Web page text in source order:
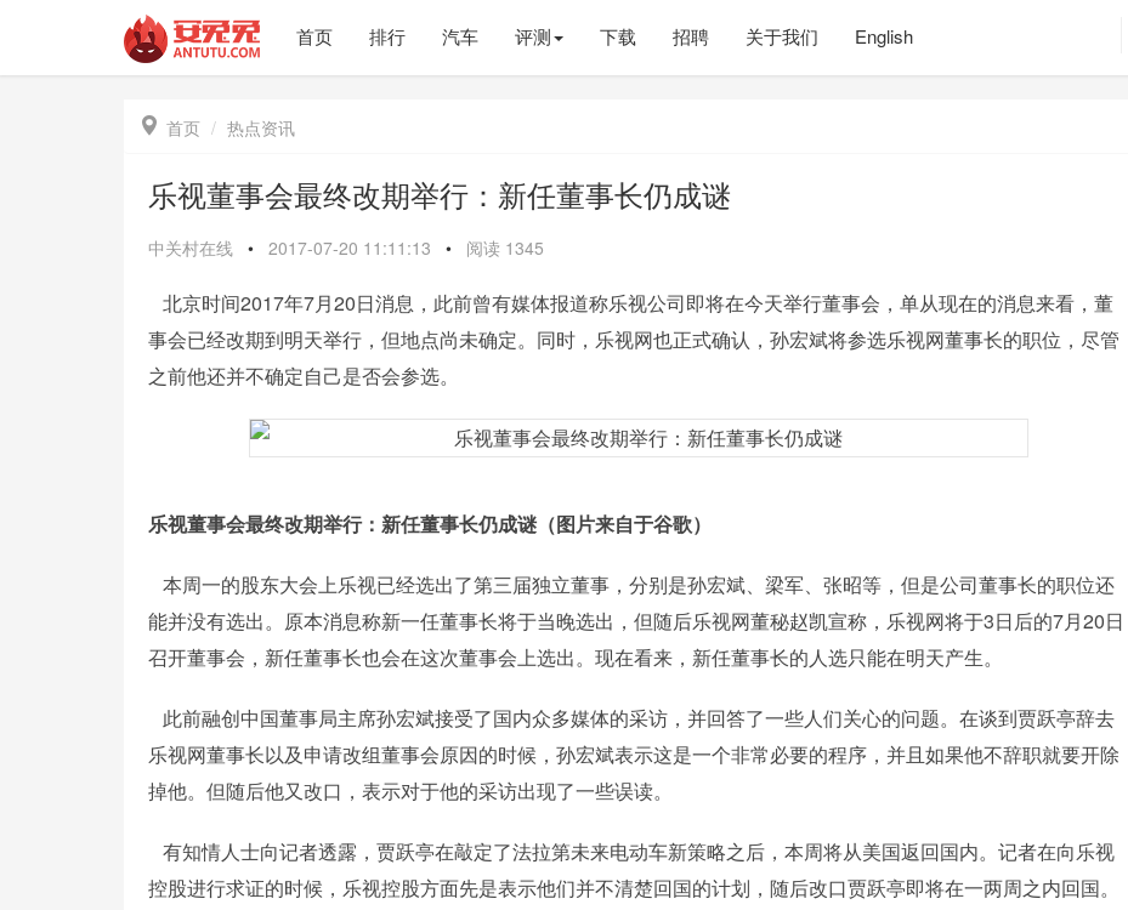
首页 排行 汽车 评测 下载 招聘 关于我们 English
 首页 热点资讯
乐视董事会最终改期举行：新任董事长仍成谜
中关村在线 • 2017-07-20 11:11:13 • 阅读 1345
北京时间2017年7月20日消息，此前曾有媒体报道称乐视公司即将在今天举行董事会，单从现在的消息来看，董
事会已经改期到明天举行，但地点尚未确定。同时，乐视网也正式确认，孙宏斌将参选乐视网董事长的职位，尽管
之前他还并不确定自己是否会参选。
乐视董事会最终改期举行：新任董事长仍成谜（图片来自于谷歌）
本周一的股东大会上乐视已经选出了第三届独立董事，分别是孙宏斌、梁军、张昭等，但是公司董事长的职位还
能并没有选出。原本消息称新一任董事长将于当晚选出，但随后乐视网董秘赵凯宣称，乐视网将于3日后的7月20日
召开董事会，新任董事长也会在这次董事会上选出。现在看来，新任董事长的人选只能在明天产生。
此前融创中国董事局主席孙宏斌接受了国内众多媒体的采访，并回答了一些人们关心的问题。在谈到贾跃亭辞去
乐视网董事长以及申请改组董事会原因的时候，孙宏斌表示这是一个非常必要的程序，并且如果他不辞职就要开除
掉他。但随后他又改口，表示对于他的采访出现了一些误读。
有知情人士向记者透露，贾跃亭在敲定了法拉第未来电动车新策略之后，本周将从美国返回国内。记者在向乐视
控股进行求证的时候，乐视控股方面先是表示他们并不清楚回国的计划，随后改口贾跃亭即将在一两周之内回国。